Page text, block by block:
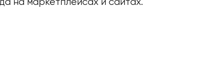
на маркетплейсах и сайтах.